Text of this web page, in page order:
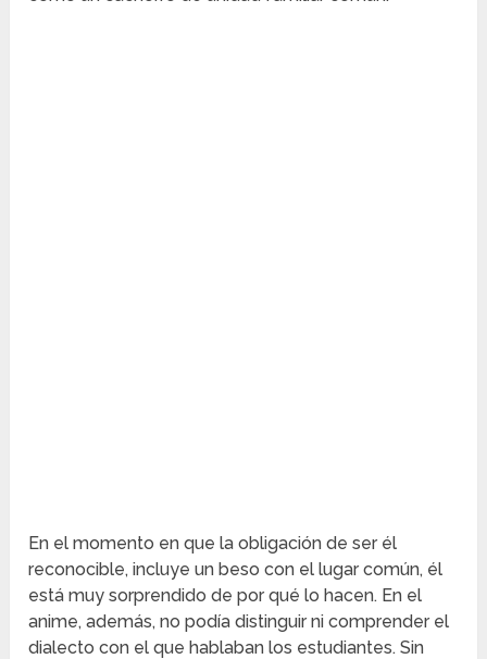
En el momento en que la obligación de ser él
reconocible, incluye un beso con el lugar común, él
está muy sorprendido de por qué lo hacen. En el
anime, además, no podía distinguir ni comprender el
dialecto con el que hablaban los estudiantes. Sin